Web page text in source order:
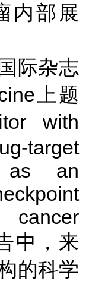
内部展
际杂志
上题
with
target
as an
中，来
的科学